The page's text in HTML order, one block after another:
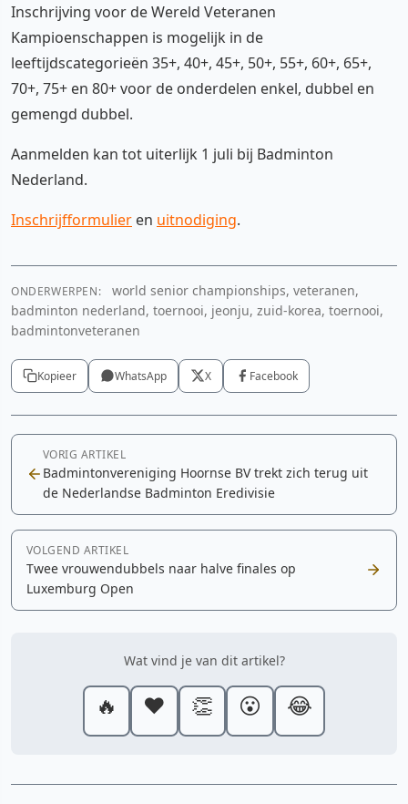
Inschrijving voor de Wereld Veteranen
Kampioenschappen is mogelijk in de
leeftijdscategorieën 35+, 40+, 45+, 50+, 55+, 60+, 65+,
70+, 75+ en 80+ voor de onderdelen enkel, dubbel en
gemengd dubbel.
Aanmelden kan tot uiterlijk 1 juli bij Badminton
Nederland.
Inschrijfformulier en uitnodiging.
ONDERWERPEN:
world senior championships, veteranen,
badminton nederland, toernooi, jeonju, zuid-korea, toernooi,
badmintonveteranen
Kopieer WhatsApp X Facebook
VORIG ARTIKEL
Badmintonvereniging Hoornse BV trekt zich terug uit
de Nederlandse Badminton Eredivisie
VOLGEND ARTIKEL
Twee vrouwendubbels naar halve finales op
Luxemburg Open
Wat vind je van dit artikel?
🔥 ❤️ 👏 😮 😂